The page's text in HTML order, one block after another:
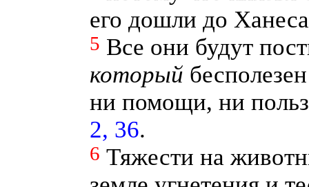
его дошли до
5 Все они будут
который
ни помощи, ни
2, 36.
6 Тяжести на